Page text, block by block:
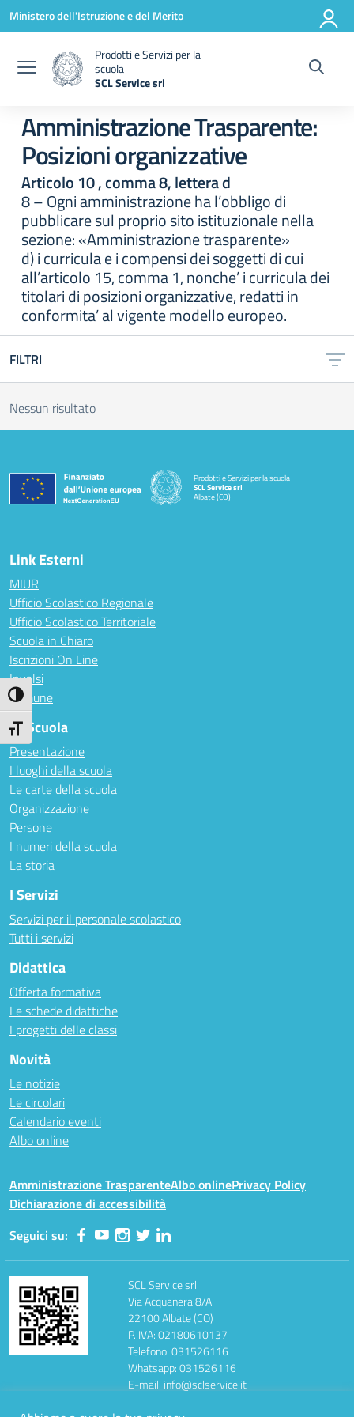
Attiva/disattiva alto contrasto
Attiva/disattiva dimensione testo
Vai ai contenuti
Vai al menu di navigazione
Vai al footer
Ministero dell'Istruzione e del Merito
Prodotti e Servizi per la
scuola
SCL Service srl
Amministrazione Trasparente:
Posizioni organizzative
Articolo 10 , comma 8, lettera d
8 – Ogni amministrazione ha l’obbligo di
pubblicare sul proprio sito istituzionale nella
sezione: «Amministrazione trasparente»
d) i curricula e i compensi dei soggetti di cui
all’articolo 15, comma 1, nonche’ i curricula dei
titolari di posizioni organizzative, redatti in
conformita’ al vigente modello europeo.
FILTRI
Nessun risultato
Prodotti e Servizi per la scuola
SCL Service srl
Albate (CO)
— Visita la pagina iniziale della scuola
Link Esterni
MIUR
Ufficio Scolastico Regionale
Ufficio Scolastico Territoriale
Scuola in Chiaro
Iscrizioni On Line
Invalsi
Comune
La Scuola
Presentazione
I luoghi della scuola
Le carte della scuola
Organizzazione
Persone
I numeri della scuola
La storia
I Servizi
Servizi per il personale scolastico
Tutti i servizi
Didattica
Offerta formativa
Le schede didattiche
I progetti delle classi
Novità
Le notizie
Le circolari
Calendario eventi
Albo online
Amministrazione TrasparenteAlbo onlinePrivacy Policy
Dichiarazione di accessibilità
Seguici su:
SCL Service srl
Via Acquanera 8/A
22100 Albate (CO)
P. IVA: 02180610137
Telefono: 031526116
Whatsapp: 031526116
E-mail: info@sclservice.it